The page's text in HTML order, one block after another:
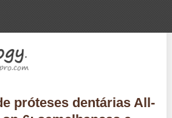
próteses dentárias All-